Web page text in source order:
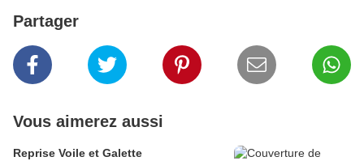
Partager
Vous aimerez aussi
Reprise Voile et Galette